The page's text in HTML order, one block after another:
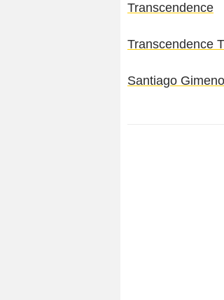
Transcendence
Transcendence
Santiago Gimeno